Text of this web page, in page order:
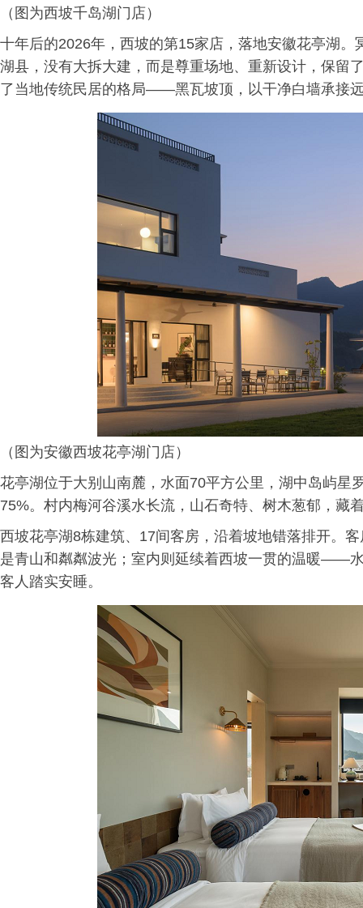
（图为西坡千岛湖门店）
十年后的2026年，西坡的第15家店，落地安徽花亭湖
湖县，没有大拆大建，而是尊重场地、重新设计，保留
了当地传统民居的格局——黑瓦坡顶，以干净白墙承接
（图为安徽西坡花亭湖门店）
花亭湖位于大别山南麓，水面70平方公里，湖中岛屿星
75%。村内梅河谷溪水长流，山石奇特、树木葱郁，藏
西坡花亭湖8栋建筑、17间客房，沿着坡地错落排开。
是青山和粼粼波光；室内则延续着西坡一贯的温暖——
客人踏实安睡。